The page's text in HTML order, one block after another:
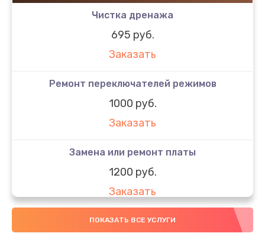
Чистка дренажа
695 руб.
Заказать
Ремонт переключателей режимов
1000 руб.
Заказать
Замена или ремонт платы
1200 руб.
Заказать
Полная чистка
ПОКАЗАТЬ ВСЕ УСЛУГИ